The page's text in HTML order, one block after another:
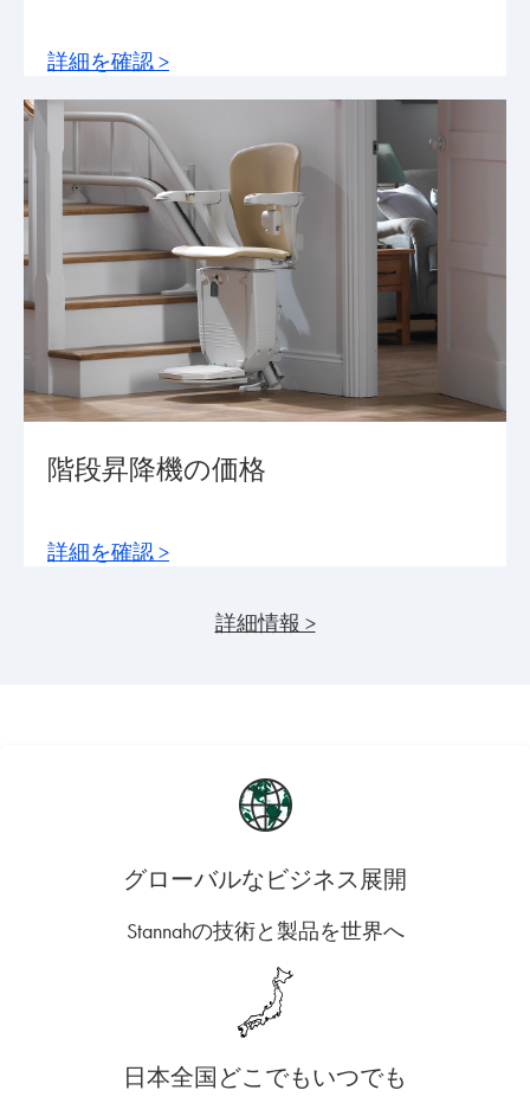
詳細情報 >
詳細を確認 >
階段昇降機の価格
詳細を確認 >
グローバルなビジネス展開
Stannahの技術と製品を世界へ
日本全国どこでもいつでも